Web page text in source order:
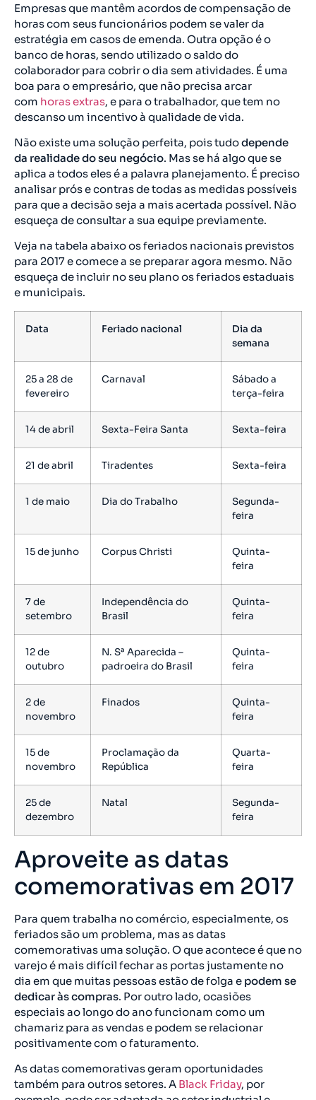
Empresas que mantêm acordos de compensação de
horas com seus funcionários podem se valer da
estratégia em casos de emenda. Outra opção é o
banco de horas, sendo utilizado o saldo do
colaborador para cobrir o dia sem atividades. É uma
boa para o empresário, que não precisa arcar
com horas extras, e para o trabalhador, que tem no
descanso um incentivo à qualidade de vida.
Não existe uma solução perfeita, pois tudodepende
da realidade do seu negócio. Mas se há algo que se
aplica a todos eles é a palavra planejamento. É preciso
analisar prós e contras de todas as medidas possíveis
para que a decisão seja a mais acertada possível. Não
esqueça de consultar a sua equipe previamente.
Veja na tabela abaixo os feriados nacionais previstos
para 2017 e comece a se preparar agora mesmo. Não
esqueça de incluir no seu plano os feriados estaduais
e municipais.
Data Feriado nacional
Dia da
semana
25 a 28 de
fevereiro
Carnaval
Sábado a
terça-feira
14 de abril Sexta-Feira Santa Sexta-feira
21 de abril Tiradentes Sexta-feira
1 de maio Dia do Trabalho
Segunda-
feira
15 de junho Corpus Christi
Quinta-
feira
7 de
setembro
Independência do
Brasil
Quinta-
feira
12 de
outubro
N. Sª Aparecida –
padroeira do Brasil
Quinta-
feira
2 de
novembro
Finados
Quinta-
feira
15 de
novembro
Proclamação da
República
Quarta-
feira
25 de
dezembro
Natal
Segunda-
feira
Aproveite as datas
comemorativas em 2017
Para quem trabalha no comércio, especialmente, os
feriados são um problema, mas as datas
comemorativas uma solução. O que acontece é que no
varejo é mais difícil fechar as portas justamente no
dia em que muitas pessoas estão de folga e podem se
dedicar às compras. Por outro lado, ocasiões
especiais ao longo do ano funcionam como um
chamariz para as vendas e podem se relacionar
positivamente com o faturamento.
As datas comemorativas geram oportunidades
também para outros setores. A Black Friday, por